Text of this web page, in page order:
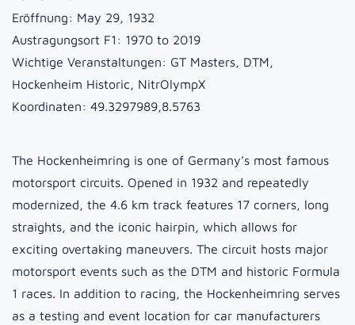
Eröffnung: May 29, 1932
Austragungsort F1: 1970 to 2019
Wichtige Veranstaltungen: GT Masters, DTM,
Hockenheim Historic, NitrOlympX
Koordinaten: 49.3297989,8.5763
The Hockenheimring is one of Germany’s most famous
motorsport circuits. Opened in 1932 and repeatedly
modernized, the 4.6 km track features 17 corners, long
straights, and the iconic hairpin, which allows for
exciting overtaking maneuvers. The circuit hosts major
motorsport events such as the DTM and historic Formula
1 races. In addition to racing, the Hockenheimring serves
as a testing and event location for car manufacturers